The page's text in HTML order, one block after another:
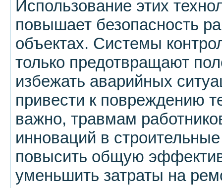
Использование этих
повышает безопасность
объектах. Системы
только предотвращают
избежать аварийных
привести к повреждению
важно, травмам
инноваций в
повысить общую
уменьшить затраты на